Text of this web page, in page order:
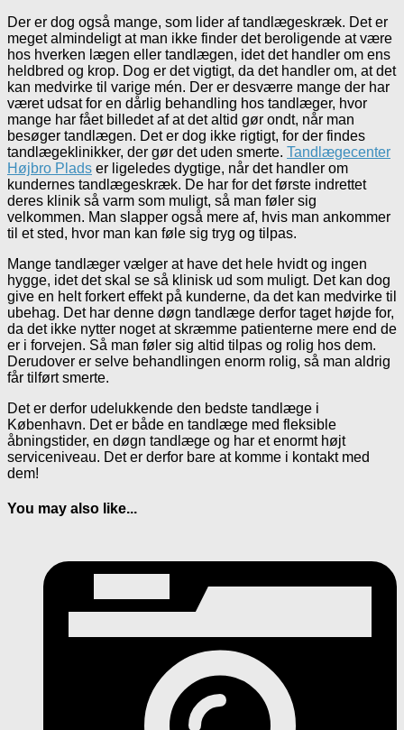
Der er dog også mange, som lider af tandlægeskræk. Det er
meget almindeligt at man ikke finder det beroligende at være
hos hverken lægen eller tandlægen, idet det handler om ens
heldbred og krop. Dog er det vigtigt, da det handler om, at det
kan medvirke til varige mén. Der er desværre mange der har
været udsat for en dårlig behandling hos tandlæger, hvor
mange har fået billedet af at det altid gør ondt, når man
besøger tandlægen. Det er dog ikke rigtigt, for der findes
tandlægeklinikker, der gør det uden smerte. Tandlægecenter
Højbro Plads er ligeledes dygtige, når det handler om
kundernes tandlægeskræk. De har for det første indrettet
deres klinik så varm som muligt, så man føler sig
velkommen. Man slapper også mere af, hvis man ankommer
til et sted, hvor man kan føle sig tryg og tilpas.
Mange tandlæger vælger at have det hele hvidt og ingen
hygge, idet det skal se så klinisk ud som muligt. Det kan dog
give en helt forkert effekt på kunderne, da det kan medvirke til
ubehag. Det har denne døgn tandlæge derfor taget højde for,
da det ikke nytter noget at skræmme patienterne mere end de
er i forvejen. Så man føler sig altid tilpas og rolig hos dem.
Derudover er selve behandlingen enorm rolig, så man aldrig
får tilført smerte.
Det er derfor udelukkende den bedste tandlæge i
København. Det er både en tandlæge med fleksible
åbningstider, en døgn tandlæge og har et enormt højt
serviceniveau. Det er derfor bare at komme i kontakt med
dem!
You may also like...